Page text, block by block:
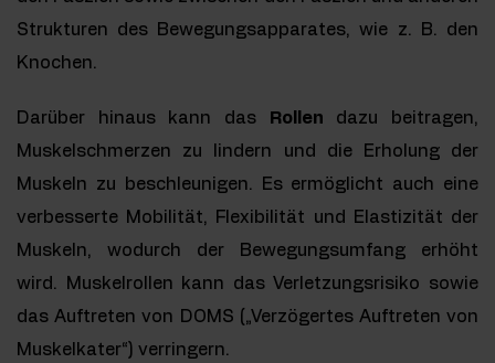
Strukturen des Bewegungsapparates, wie z. B. den
Knochen.
Darüber hinaus kann das Rollen dazu beitragen,
Muskelschmerzen zu lindern und die Erholung der
Muskeln zu beschleunigen. Es ermöglicht auch eine
verbesserte Mobilität, Flexibilität und Elastizität der
Muskeln, wodurch der Bewegungsumfang erhöht
wird. Muskelrollen kann das Verletzungsrisiko sowie
das Auftreten von DOMS („Verzögertes Auftreten von
Muskelkater“) verringern.